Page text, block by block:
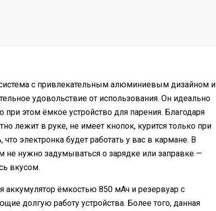
с привлекательным алюминиевым дизайном и
удовольствие от использования. Он идеально
при этом ёмкое устройство для парения. Благодаря
лежит в руке, не имеет кнопок, курится только при
электронка будет работать у вас в кармане. В
не нужно задумываться о зарядке или заправке —
вкусом.
аккумулятор ёмкостью 850 мАч и резервуар с
долгую работу устройства. Более того, данная